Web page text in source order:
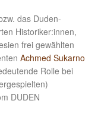
das Duden-
Historiker:innen,
frei gewählten
Achmed Sukarno
Rolle bei
DUDEN